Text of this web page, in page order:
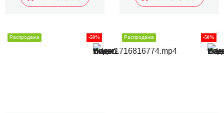
-50%
Распродажа -50%
Распродажа